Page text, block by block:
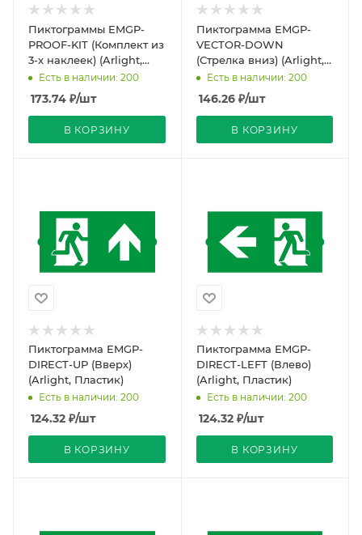
Пиктограммы EMGP-
PROOF-KIT (Комплект из
3-х наклеек) (Arlight,
Винил)
Есть в наличии: 200
173.74 ₽/шт
В КОРЗИНУ
Пиктограмма EMGP-
VECTOR-DOWN
(Стрелка вниз) (Arlight,
Пластик)
Есть в наличии: 200
146.26₽/шт
В КОРЗИНУ
Пиктограмма EMGP-
DIRECT-UP (Вверх)
(Arlight, Пластик)
Есть в наличии: 200
124.32 ₽/шт
В КОРЗИНУ
Пиктограмма EMGP-
DIRECT-LEFT (Влево)
(Arlight, Пластик)
Есть в наличии: 200
124.32₽/шт
В КОРЗИНУ